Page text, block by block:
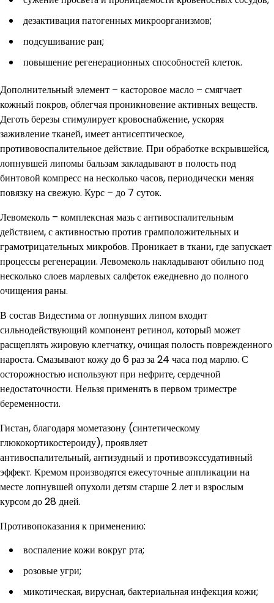
дезактивация патогенных микроорганизмов;
подсушивание ран;
повышение регенерационных способностей клеток.
Дополнительный элемент – касторовое масло – смягчает
кожный покров, облегчая проникновение активных веществ.
Деготь березы стимулирует кровоснабжение, ускоряя
заживление тканей, имеет антисептическое,
противовоспалительное действие. При обработке вскрывшейся,
лопнувшей липомы бальзам закладывают в полость под
бинтовой компресс на несколько часов, периодически меняя
повязку на свежую. Курс – до 7 суток.
Левомеколь – комплексная мазь с антивоспалительным
действием, с активностью против грамположительных и
грамотрицательных микробов. Проникает в ткани, где запускает
процессы регенерации. Левомеколь накладывают обильно под
несколько слоев марлевых салфеток ежедневно до полного
очищения раны.
В состав Видестима от лопнувших липом входит
сильнодействующий компонент ретинол, который может
расщеплять жировую клетчатку, очищая полость поврежденного
нароста. Смазывают кожу до 6 раз за 24 часа под марлю. С
осторожностью используют при нефрите, сердечной
недостаточности. Нельзя применять в первом триместре
беременности.
Гистан, благодаря мометазону (синтетическому
глюкокортикостероиду), проявляет
антивоспалительный, антизудный и противоэкссудативный
эффект. Кремом производятся ежесуточные аппликации на
месте лопнувшей опухоли детям старше 2 лет и взрослым
курсом до 28 дней.
Противопоказания к применению:
воспаление кожи вокруг рта;
розовые угри;
микотическая, вирусная, бактериальная инфекция кожи;